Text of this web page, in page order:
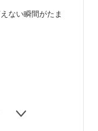
ない瞬間がたま